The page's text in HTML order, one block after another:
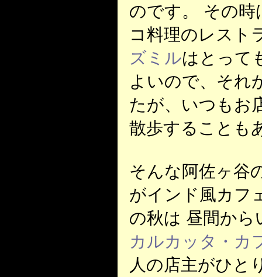
のです。 その時
コ料理のレスト
ズミルはとって
よいので、それ
たが、いつもお
散歩することも
そんな阿佐ヶ谷
がインド風カフ
の秋は 昼間から
カルカッタ・カ
人の店主がひと